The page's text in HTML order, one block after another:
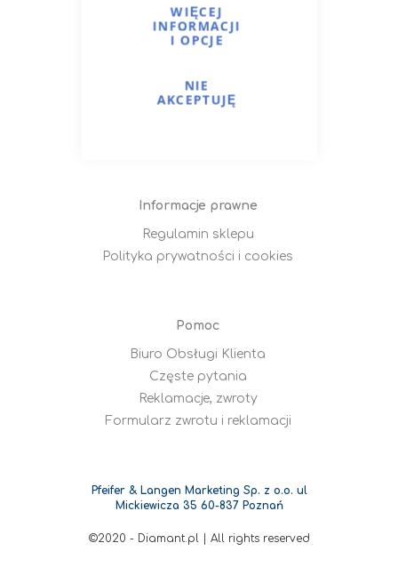
przez nas cookies i
podobnych
technologii znajdziesz
technologie.
WIĘCEJ
INFORMACJI
I OPCJE
NIE
AKCEPTUJĘ
Zaloguj się
Informacje prawne
Regulamin sklepu
Polityka prywatności i cookies
Pomoc
Biuro Obsługi Klienta
Częste pytania
Reklamacje, zwroty
Formularz zwrotu i reklamacji
Pfeifer & Langen Marketing Sp. z o.o. ul
Mickiewicza 35 60-837 Poznań
©2020 - Diamant.pl | All rights reserved